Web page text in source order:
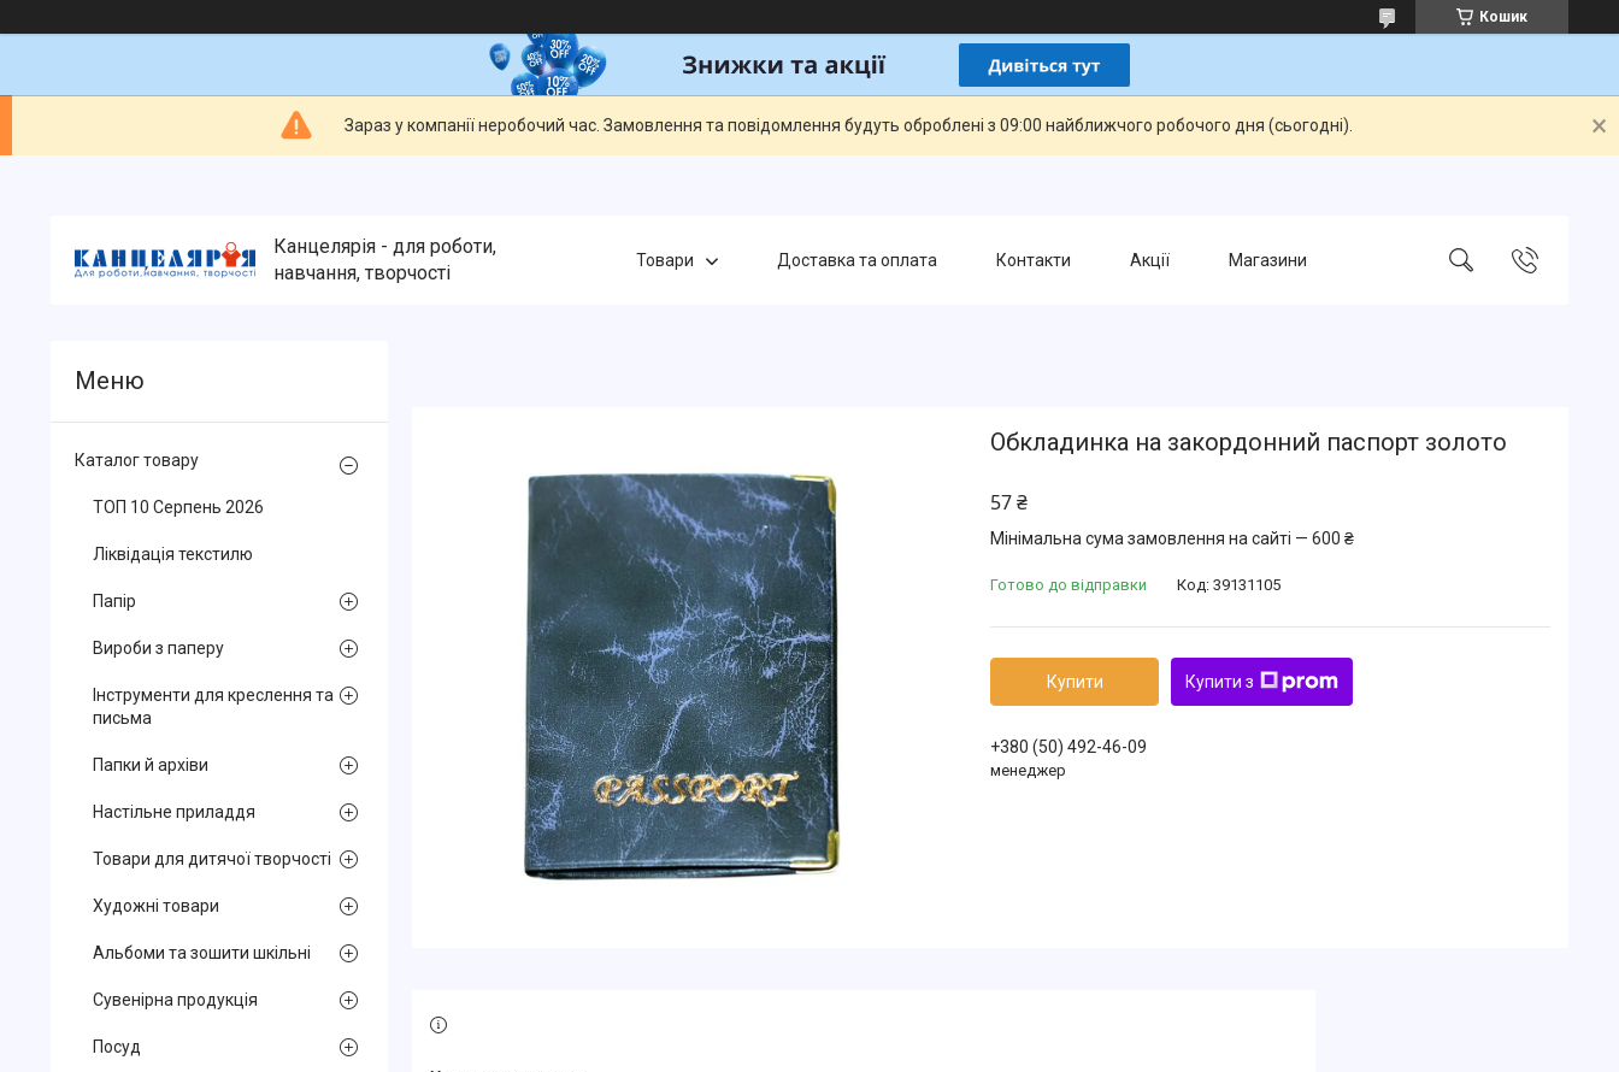
Кошик
Зараз у компанії неробочий час. Замовлення та повідомлення будуть оброблені з 09:00 найближчого робочого дня (сьогодні).
Канцелярія - для роботи,
навчання, творчості
Товари Доставка та оплата Контакти Акції Магазини
Обкладинка на закордонний паспорт золото
57 ₴
Мінімальна сума замовлення на сайті — 600 ₴
Готово до відправки Код: 39131105
Купити Купити з
+380 (50) 492-46-09
менеджер
Каталог товару
ТОП 10 Серпень 2026
Ліквідація текстилю
Папір
Вироби з паперу
Інструменти для креслення та
письма
Папки й архіви
Настільне приладдя
Товари для дитячої творчості
Художні товари
Альбоми та зошити шкільні
Сувенірна продукція
Посуд